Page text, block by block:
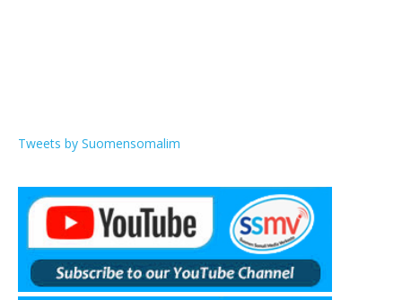
Tweets by Suomensomalim